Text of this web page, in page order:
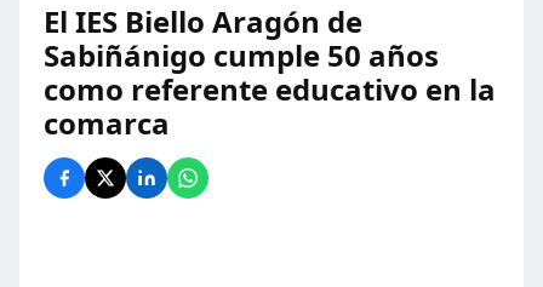
El IES Biello Aragón de
Sabiñánigo cumple 50 años
como referente educativo en la
comarca